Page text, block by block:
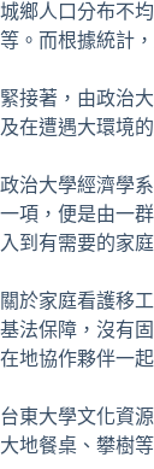
城鄉人口分布不
等。而根據統計
緊接著，由政治
及在遭遇大環境
政治大學經濟學
一項，便是由一
入到有需要的家
關於家庭看護移
基法保障，沒有
在地協作夥伴一
台東大學文化資
大地餐桌、攀樹